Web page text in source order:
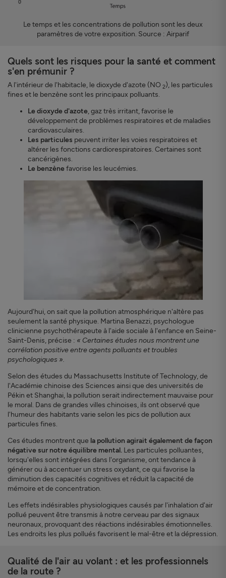
Le temps et les concentrations de pollution sont les deux
paramètres de votre exposition. Source : Airparif
Quels sont les risques pour la santé et comment
s'en prémunir ?
A l'intérieur de l'habitacle, le dioxyde d'azote (NO 2), les particules
fines et le benzène sont les principaux polluants.
Le dioxyde d'azote, gaz très irritant, favorise le
développement de problèmes respiratoires et de maladies
cardiovasculaires.
Les particules peuvent irriter les voies respiratoires et
altérer les fonctions cardiorespiratoires. Certaines sont
cancérigènes.
Le benzènefavorise les leucémies.
Aujourd'hui, on sait que la pollution atmosphérique n'altère pas
seulement la santé physique. Martina Benazzi, psychologue
clinicienne psychothérapeute à l'aide sociale à l'enfance en Seine-
Saint-Denis, précise : « Certaines études nous montrent une
corrélation positive entre agents polluants et troubles
psychologiques ».
Selon des études du Massachusetts Institute of Technology, de
l'Académie chinoise des Sciences ainsi que des universités de
Pékin et Shanghai, la pollution serait indirectement mauvaise pour
le moral. Dans de grandes villes chinoises, ils ont observé que
l'humeur des habitants varie selon les pics de pollution aux
particules fines.
Ces études montrent que la pollution agirait également de façon
négative sur notre équilibre mental. Les particules polluantes,
lorsqu'elles sont intégrées dans l'organisme, ont tendance à
générer ou à accentuer un stress oxydant, ce qui favorise la
diminution des capacités cognitives et réduit la capacité de
mémoire et de concentration.
Les effets indésirables physiologiques causés par l'inhalation d'air
pollué peuvent être transmis à notre cerveau par des signaux
neuronaux, provoquant des réactions indésirables émotionnelles.
Les endroits les plus pollués favorisent le mal-être et la dépression.
Qualité de l'air au volant : et les professionnels
de la route ?